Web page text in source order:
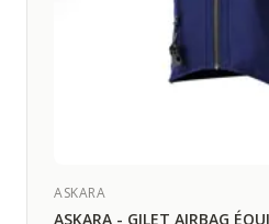
ASKARA
ASKARA - GILET AIRBAG
Inscrivez-vous à notre